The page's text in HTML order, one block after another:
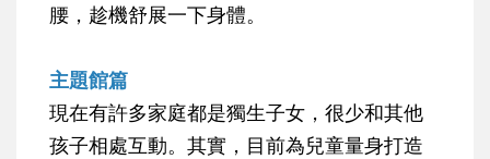
腰，趁機舒展一下身體。
主題館篇
現在有許多家庭都是獨生子女，很少和其他
孩子相處互動。其實，目前為兒童量身打造